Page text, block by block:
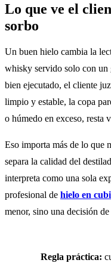
Lo que ve el
sorbo
Un buen hielo cambia la
whisky servido solo con un
bien ejecutado, el cliente
limpio y estable, la copa
o húmedo en exceso, resta
Eso importa más de lo que
separa la calidad del
interpreta como una sola
profesional de hielo en
menor, sino una decisión
Regla práctica: